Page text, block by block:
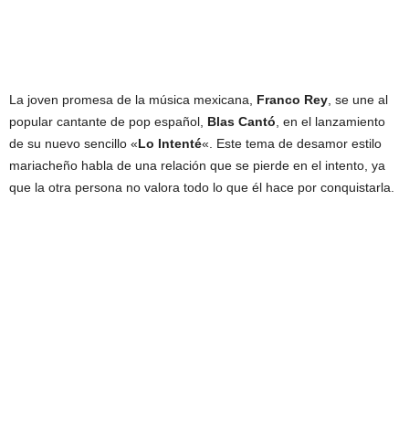
La joven promesa de la música mexicana, Franco Rey , se une al
popular cantante de pop español, Blas Cantó , en el lanzamiento
de su nuevo sencillo «Lo Intenté«. Este tema de desamor estilo
mariacheño habla de una relación que se pierde en el intento, ya
que la otra persona no valora todo lo que él hace por conquistarla.